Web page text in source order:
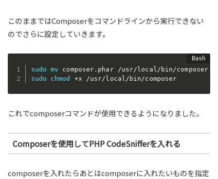
このままではComposerをコマンドラインから実行できない
のでさらに設定していきます。
sudo mv
sudo
chmod +x /usr/local/bin/composer
これでcomposerコマンドが使用できるようになりました。
Composerを使用してPHP CodeSnifferを入れる
composerを入れたらあとはcomposerに入れたいものを指定